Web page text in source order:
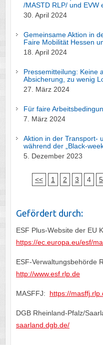
/MASTD RLP/ und EVW
30. April 2024
Gemeinsame Aktion in
Faire Mobilität Hessen
18. April 2024
Pressemitteilung: Keine
Absicherung, zu wenig
27. März 2024
Für faire
7. März 2024
Aktion in der Transport-
während der „Black-
5. Dezember 2023
<< 1 2 3 4 5
Gefördert durch:
ESF Plus-Website der EU
https://ec.europa.eu/esf/
ESF-Verwaltungsbehörde
http://www.esf.rlp.de
MASFFJ: https://
DGB Rheinland-Pfalz/
saarland.dgb.de/